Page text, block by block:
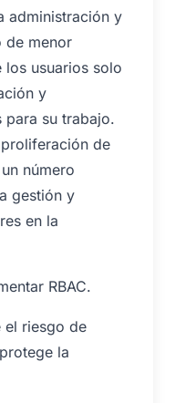
administración y
de menor
usuarios solo
y
para su trabajo.
de
número
gestión y
en la
RBAC.
el riesgo de
la